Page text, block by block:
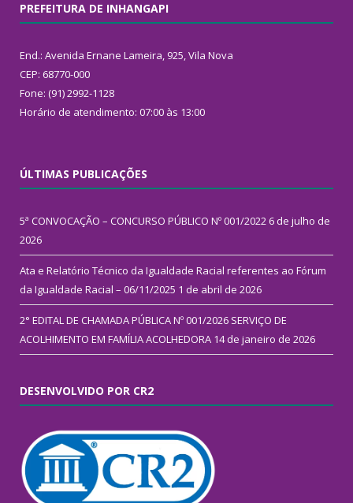
PREFEITURA DE INHANGAPI
End.: Avenida Ernane Lameira, 925, Vila Nova
CEP: 68770-000
Fone: (91) 2992-1128
Horário de atendimento: 07:00 às 13:00
ÚLTIMAS PUBLICAÇÕES
5ª CONVOCAÇÃO – CONCURSO PÚBLICO Nº 001/2022 6 de julho de
2026
Ata e Relatório Técnico da Igualdade Racial referentes ao Fórum
da Igualdade Racial – 06/11/2025 1 de abril de 2026
2° EDITAL DE CHAMADA PÚBLICA Nº 001/2026 SERVIÇO DE
ACOLHIMENTO EM FAMÍLIA ACOLHEDORA 14 de janeiro de 2026
DESENVOLVIDO POR CR2